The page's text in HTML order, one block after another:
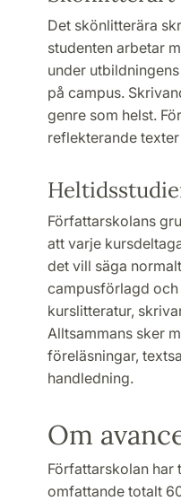
Det skönlitterära
studenten arbetar
under
på campus.
genre som helst.
reflekterande
Författarskolans
att varje
det vill säga
campusförlagd och
kurslitteratur,
Alltsammans sker
föreläsningar,
handledning.
Om
Författarskolan har
omfattande totalt